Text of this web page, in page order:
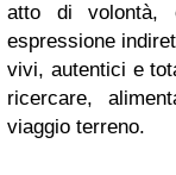
atto di volontà,
espressione
vivi, autentici e
ricercare,
viaggio terreno.